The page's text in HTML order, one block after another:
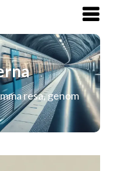
resa, genom